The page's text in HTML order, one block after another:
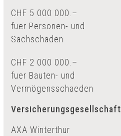
CHF 5 000 000.–
fuer Personen- und
Sachschäden
CHF 2 000 000.–
fuer Bauten- und
Vermögensschaeden
Versicherungsgesellschaft
AXA Winterthur